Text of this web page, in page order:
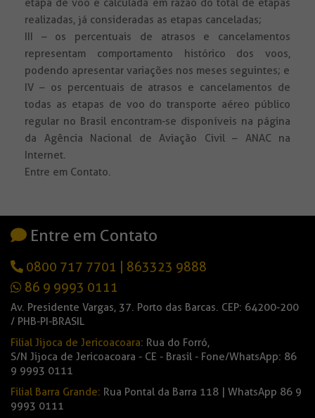
etapa de voo e calculada em razão do total de etapas
realizadas, já consideradas as etapas canceladas;
III – os percentuais de atrasos e cancelamentos
representam comportamento histórico dos voos,
podendo apresentar variações nos meses seguintes; e
IV – os percentuais de atrasos e cancelamentos de
todas as etapas de voo do transporte aéreo público
regular no Brasil encontram-se disponíveis na página
da Agência Nacional de Aviação Civil – ANAC na
Internet.
Entre em Contato.
Entre em Contato
0800 717 7701
863323 9888
86 9 9993 0111
Av. Presidente Vargas, 37. Porto das Barcas. CEP: 64200-200
/ PHB-PI-BRASIL
Filial Jijoca de Jericoacoara: Rua do Forró,
S/N Jijoca de Jericoacoara - CE - Brasil - Fone/WhatsApp: 86
9 9993 0111
Filial Barra Grande: Rua Pontal da Barra 118 | WhatsApp 86 9
9993 0111